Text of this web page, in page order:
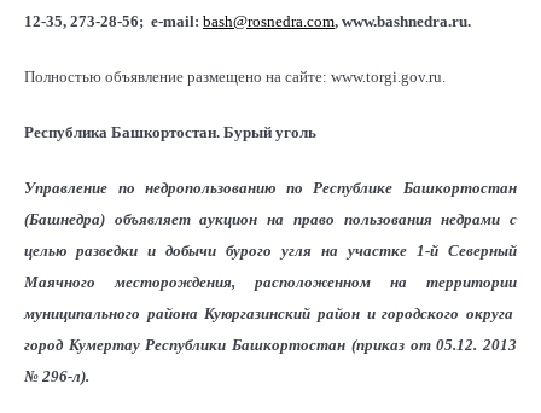
12-35, 273-28-56; e-mail: bash@rosnedra.com, www.bashnedra.ru.
Полностью объявление размещено на сайте: www.torgi.gov.ru.
Республика Башкортостан. Бурый уголь
Управление по недропользованию по Республике Башкортостан
(Башнедра) объявляет аукцион на право пользования недрами с
целью разведки и добычи бурого угля на участке 1-й Северный
Маячного месторождения, расположенном на территории
муниципального района Куюргазинский район и городского округа
город Кумертау Республики Башкортостан (приказ от 05.12. 2013
№ 296-л).